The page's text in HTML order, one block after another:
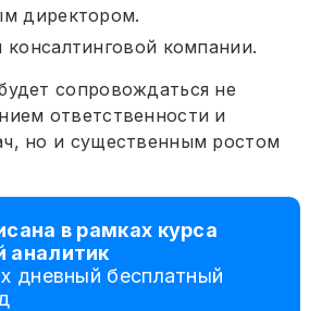
директором.
компании.
сопровождаться не
ответственности и
но и существенным ростом
в рамках курса
аналитик
дневный бесплатный